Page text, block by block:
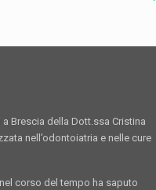
Brescia della Dott.ssa Cristina
nell’odontoiatria e nelle cure
corso del tempo ha saputo